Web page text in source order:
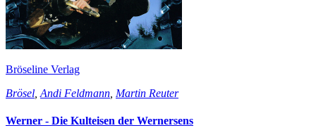
Bröseline Verlag
Brösel Andi Feldmann Martin Reuter
Werner - Die Kulteisen der Wernersens